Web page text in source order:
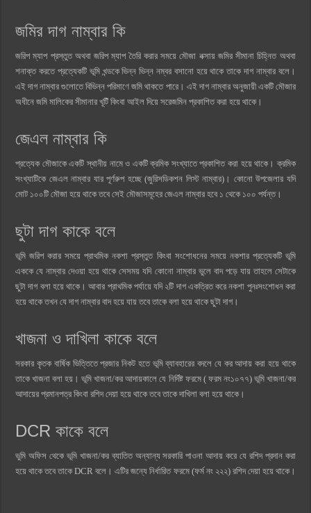
জমির দাগ নাম্বার কি
জরিপ ম্যাপ প্রস্তুত অথবা জরিপ ম্যাপ তৈরি করার সময়ে মৌজা নক্সায় জমির সীমানা চিহ্নিত অথবা
শনাক্ত করতে প্রত্যেকটি ভূমি খন্ডকে ভিন্ন ভিন্ন নম্বর বসানো হয়ে থাকে তাকে দাগ নাম্বার বলে।
এই দাগ নাম্বার গুলোতে বিভিন্ন পরিমাণে জমি থাকতে পারে। এই দাগ নাম্বার অনুজায়ী একটি মৌজার
অধীনে জমি মালিকের সীমানার খূটিঁ কিংবা আইল দিয়ে সরেজমিন প্রকাশিত করা হয়ে থাকে।
জেএল নাম্বার কি
প্রত্যেক মৌজাকে একটি স্থানীয় নামে ও একটি ক্রমিক সংখ্যাতে প্রকাশিত করা হয়ে থাকে। ক্রমিক
সংখ্যাটিকে জেএল নাম্বার যার পূর্ণরুপ হচ্ছে (জুরিসডিকশন লিস্ট নাম্বার)। কোনো উপজেলার যদি
মোট ১০০টি মৌজা হয়ে থাকে তবে সেই মৌজাসমূহের জেএল নাম্বার হবে ১ থেকে ১০০ পর্যন্ত।
ছুটা দাগ কাকে বলে
ভূমি জরিপ করার সময়ে প্রাথমিক নকশা প্রস্তুত কিংবা সংশোধনের সময়ে নকশার প্রত্যেকটি ভূমি
এককে যে নাম্বার দেওয়া হয়ে থাকে সেসময় যদি কোনো নাম্বার ভুলে বাদ পড়ে যায় তাহলে সেটাকে
ছুটা দাগ বলা হয়ে থাকে। আবার প্রাথমিক পর্যায়ে যদি ২টি দাগ একত্রিত করে নকশা পুনঃসংশোধন করা
হয়ে থাকে তখন যে দাগ নাম্বার বাদ হয়ে যায় তবে তাকে বলা হয়ে থাকে ছুটা দাগ।
খাজনা ওদাখিলা কাকে বলে
সরকার কৃতক বার্ষিক ভিত্তিতে প্রজার নিকট হতে ভূমি ব্যাবহারের বদলে যে কর আদায় করা হয়ে থাকে
তাকে খাজনা বলা হয়। ভূমি খাজনা/কর আদায়কালে যে নির্দিষ্ট ফরমে ( ফরম নং১০৭৭) ভূমি খাজনা/কর
আদায়ের প্রমানপত্র কিংবা রশিদ দেয়া হয়ে থাকে তবে তাকে দাখিলা বলা হয়ে থাকে।
DCR কাকে বলে
ভুমি অফিস থেকে ভূমি খাজনা/কর ব্যাতিত অন্যান্য সরকারি পাওনা আদায় করে যে রশিদ প্রদান করা
হয়ে থাকে তবে তাকে DCR বলে। এটির জন্যে নির্ধারিত ফরমে (ফর্ম নং ২২২) রশিদ দেয়া হয়ে থাকে।